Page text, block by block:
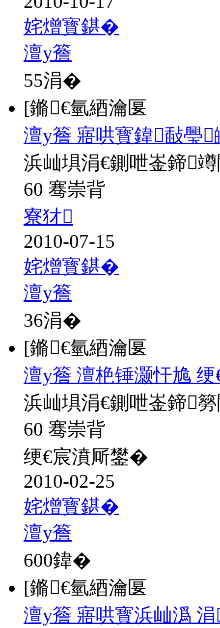
姹熷寳鍖�
澶у簷
55涓�
[鏅€氫綇瀹匽
澶у簷 寤哄寳鍏敮璺
浜屾埧涓€鍘呭崟鍗
60 骞崇背
寮犲
2010-07-15
姹熷寳鍖�
澶у簷
36涓�
[鏅€氫綇瀹匽
澶у簷 澶栬锤灏忓尯
浜屾埧涓€鍘呭崟鍗
60 骞崇背
绠€宸濆厛鐢�
2010-02-25
姹熷寳鍖�
澶у簷
600鍏�
[鏅€氫綇瀹匽
澶у簷 寤哄寳浜屾潙